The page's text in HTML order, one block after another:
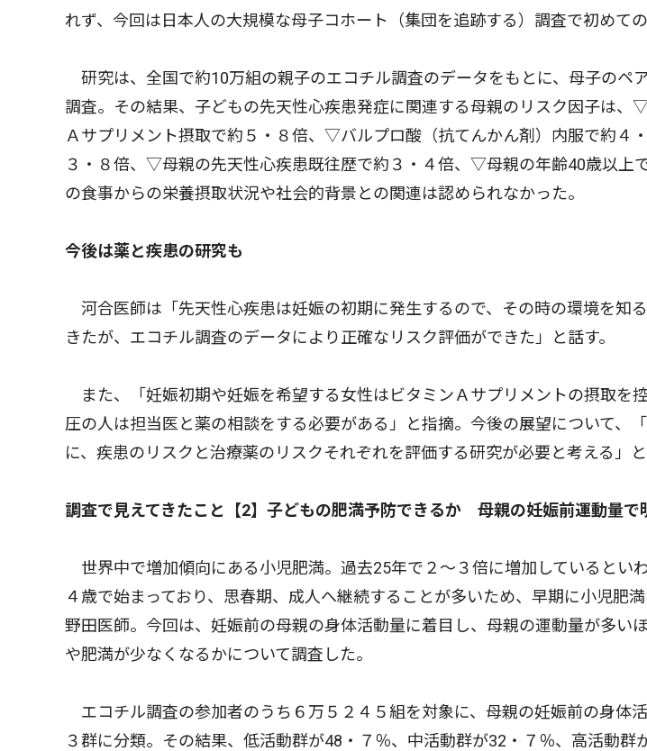
れず、今回は日本人の大規模な母子コホート（集団を追跡する）調査で初めての
研究は、全国で約10万組の親子のエコチル調査のデータをもとに、母子のペ
調査。その結果、子どもの先天性心疾患発症に関連する母親のリスク因子は、
Ａサプリメント摂取で約５・８倍、▽バルプロ酸（抗てんかん剤）内服で約４
３・８倍、▽母親の先天性心疾患既往歴で約３・４倍、▽母親の年齢40歳以上
の食事からの栄養摂取状況や社会的背景との関連は認められなかった。
今後は薬と疾患の研究も
河合医師は「先天性心疾患は妊娠の初期に発生するので、その時の環境を知
きたが、エコチル調査のデータにより正確なリスク評価ができた」と話す。
また、「妊娠初期や妊娠を希望する女性はビタミンＡサプリメントの摂取を
圧の人は担当医と薬の相談をする必要がある」と指摘。今後の展望について、
に、疾患のリスクと治療薬のリスクそれぞれを評価する研究が必要と考える」と
調査で見えてきたこと【2】子どもの肥満予防できるか 母親の妊娠前運動量で
世界中で増加傾向にある小児肥満。過去25年で２〜３倍に増加しているとい
４歳で始まっており、思春期、成人へ継続することが多いため、早期に小児肥
野田医師。今回は、妊娠前の母親の身体活動量に着目し、母親の運動量が多い
や肥満が少なくなるかについて調査した。
エコチル調査の参加者のうち６万５２４５組を対象に、母親の妊娠前の身体
３群に分類。その結果、低活動群が48・７％、中活動群が32・７％、高活動群